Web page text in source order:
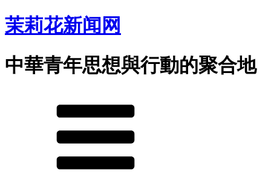
茉莉花新闻网
中華青年思想與行動的聚合地